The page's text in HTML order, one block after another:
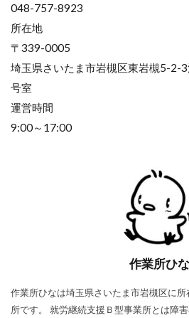
048-757-8923
所在地
〒339-0005
埼玉県さいたま市岩槻区東岩槻5-2-
号室
運営時間
9:00～17:00
作業所ひな
作業所ひなは埼玉県さいたま市岩槻区に
所です。 就労継続支援Ｂ型事業所とは障